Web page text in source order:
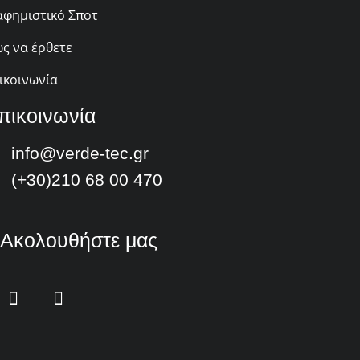
Σποτ
να έρθετε
info@verde-tec.gr
(+30)210 68 00 470
Ακολουθήστε μας